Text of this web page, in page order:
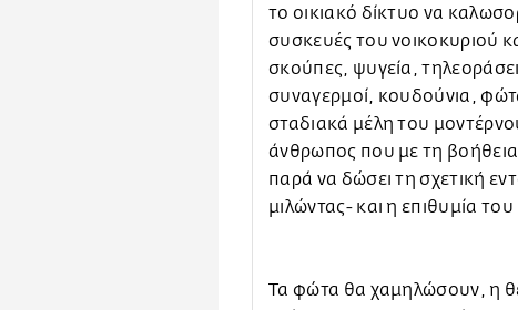
το οικιακό δίκτυο να
συσκευές του νοικοκυριού
σκούπες, ψυγεία,
συναγερμοί, κουδούνια,
σταδιακά μέλη του
άνθρωπος που με τη
παρά να δώσει τη σχετική
μιλώντας- και η επιθυμία του
Τα φώτα θα χαμηλώσουν, η